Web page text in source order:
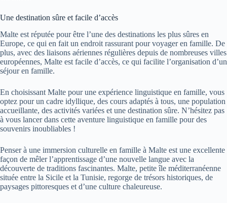
Une destination sûre et facile d’accès
Malte est réputée pour être l’une des destinations les plus sûres en
Europe, ce qui en fait un endroit rassurant pour voyager en famille. De
plus, avec des liaisons aériennes régulières depuis de nombreuses villes
européennes, Malte est facile d’accès, ce qui facilite l’organisation d’un
séjour en famille.
En choisissant Malte pour une expérience linguistique en famille, vous
optez pour un cadre idyllique, des cours adaptés à tous, une population
accueillante, des activités variées et une destination sûre. N’hésitez pas
à vous lancer dans cette aventure linguistique en famille pour des
souvenirs inoubliables !
Penser à une immersion culturelle en famille à Malte est une excellente
façon de mêler l’apprentissage d’une nouvelle langue avec la
découverte de traditions fascinantes. Malte, petite île méditerranéenne
située entre la Sicile et la Tunisie, regorge de trésors historiques, de
paysages pittoresques et d’une culture chaleureuse.